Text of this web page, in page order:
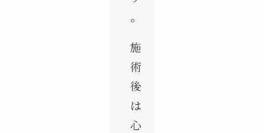
。
施
術
後
は
心